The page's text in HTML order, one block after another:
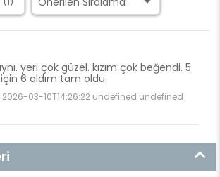
yeri çok güzel. kızım çok beğendi. 5
için 6 aldım tam oldu
2026-03-10T14:26:22 undefined undefined